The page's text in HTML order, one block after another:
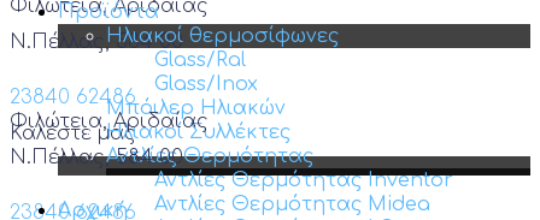
Φιλώτεια, Αριδαίας
Ν.Πέλλας, 584 00
23840 62486
Καλέστε μας
Προϊόντα
Ηλιακοί θερμοσίφωνες
Glass/Ral
Glass/Inox
Μπόιλερ Ηλιακών
Ηλιακοί Συλλέκτες
Αντλίες Θερμότητας
Αντλίες Θερμότητας Inventor
Αντλίες Θερμότητας Midea
Φιλώτεια, Αριδαίας
Ν.Πέλλας, 584 00
23840 62486
Αρχική